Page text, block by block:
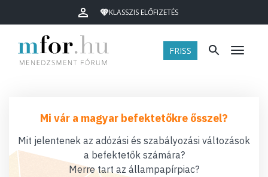
KLASSZIS ELŐFIZETÉS
FRISS Menü
Mi vár a magyar befektetőkre ősszel?
Mit jelentenek az adózási és szabályozási változások
a befektetők számára?
Merre tart az állampapírpiac?